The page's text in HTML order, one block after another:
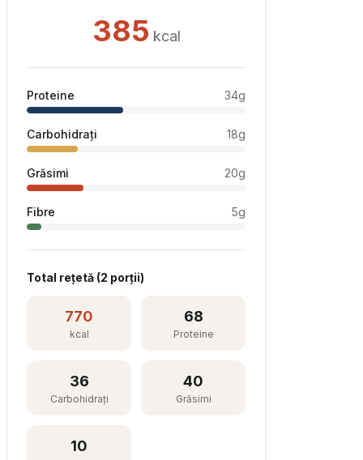
385 kcal
Proteine 34g
Carbohidrați 18g
Grăsimi 20g
Fibre 5g
Total rețetă (2 porții)
770
kcal
68
Proteine
36
Carbohidrați
40
Grăsimi
10